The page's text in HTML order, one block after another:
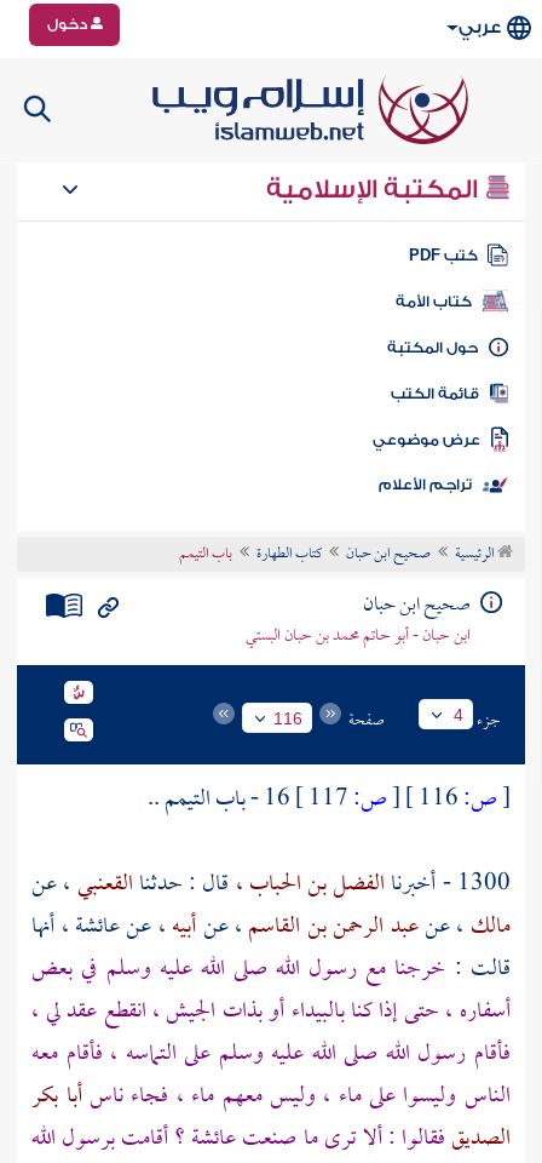
عربي دخول
المكتبة الإسلامية
كتب PDF
كتاب الأمة
المكتبة
الكتب
موضوعي
تراجم الأعلام
الرئيسية صحيح ابن حبان كتاب الطهارة باب التيمم
صحيح ابن حبان
ابن حبان - أبو حاتم محمد بن حبان البستي
جزء 4 صفحة 116
[ص: [ص:
16 - باب التيمم ..
1300 - أخبرنا
الفضل بن الحباب ، قال : حدثناالقعنبي، عن
مالك ، عنعبد الرحمن بن القاسم، عنأبيه، عنعائشة، أنها
قالت : خرجنا مع رسول الله صلى الله عليه وسلم في بعض
أسفاره ، حتى إذا كنا بالبيداء أوبذات الجيش، انقطع عقد لي ،
فأقام رسول الله صلى الله عليه وسلم على التماسه ، فأقام معه
الناس وليسوا على ماء ، وليس معهم ماء ، فجاء ناسأبا بكر
الصديقفقالوا : ألا ترى ما صنعتعائشة؟ أقامت برسول الله